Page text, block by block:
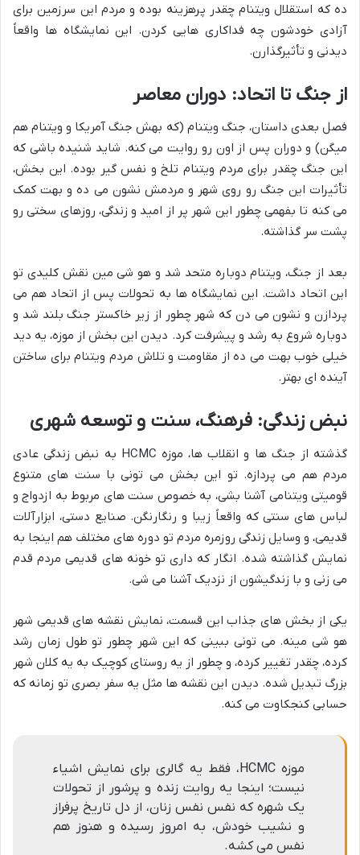
ده که استقلال ویتنام چقدر پرهزینه بوده و مردم این سرزمین برای
آزادی خودشون چه فداکاری هایی کردن. این نمایشگاه ها واقعاً
دیدنی و تأثیرگذارن.
از جنگ تا اتحاد: دوران معاصر
فصل بعدی داستان، جنگ ویتنام (که بهش جنگ آمریکا و ویتنام هم
میگن) و دوران پس از اون رو روایت می کنه. شاید شنیده باشی که
این جنگ چقدر برای مردم ویتنام تلخ و نفس گیر بوده. این بخش،
تأثیرات این جنگ رو روی شهر و مردمش نشون می ده و بهت کمک
می کنه تا بفهمی چطور این شهر پر از امید و زندگی، روزهای سختی رو
پشت سر گذاشته.
بعد از جنگ، ویتنام دوباره متحد شد و هو شی مین نقش کلیدی تو
این اتحاد داشت. این نمایشگاه ها به تحولات پس از اتحاد هم می
پردازن و نشون می دن که شهر چطور از زیر خاکستر جنگ بلند شد و
دوباره شروع به رشد و پیشرفت کرد. دیدن این بخش از موزه، یه دید
خیلی خوب بهت می ده از مقاومت و تلاش مردم ویتنام برای ساختن
آینده ای بهتر.
نبض زندگی: فرهنگ، سنت و توسعه شهری
گذشته از جنگ ها و انقلاب ها، موزه HCMC به نبض زندگی عادی
مردم هم می پردازه. تو این بخش می تونی با سنت های متنوع
قومیتی ویتنامی آشنا بشی، به خصوص سنت های مربوط به ازدواج و
لباس های سنتی که واقعاً زیبا و رنگارنگن. صنایع دستی، ابزارآلات
قدیمی، و وسایل زندگی روزمره مردم تو دوره های مختلف هم اینجا به
نمایش گذاشته شده. انگار که داری تو خونه های قدیمی مردم قدم
می زنی و با زندگیشون از نزدیک آشنا می شی.
یکی از بخش های جذاب این قسمت، نمایش نقشه های قدیمی شهر
هو شی مینه. می تونی ببینی که این شهر چطور تو طول زمان رشد
کرده، چقدر تغییر کرده، و چطور از یه روستای کوچیک به یه کلان شهر
بزرگ تبدیل شده. دیدن این نقشه ها مثل یه سفر بصری تو زمانه که
حسابی کنجکاوت می کنه.
موزه HCMC، فقط یه گالری برای نمایش اشیاء
نیست؛ اینجا یه روایت زنده و پرشور از تحولات
یک شهره که نفس نفس زنان، از دل تاریخ پرفراز
و نشیب خودش، به امروز رسیده و هنوز هم
نفس می کشه.